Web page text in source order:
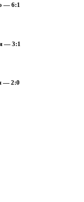
— 6:1
— 3:1
— 2:0